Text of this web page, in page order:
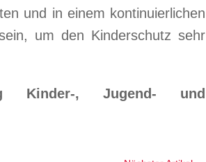
und in einem kontinuierlichen
um den Kinderschutz sehr
Kinder-, Jugend- und